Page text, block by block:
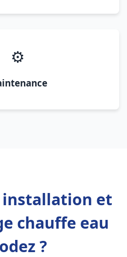
⚙️
installation et
chauffe eau
?